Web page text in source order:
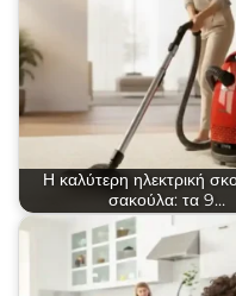
Η καλύτερη ηλεκτρική
σακούλα: τα 9…